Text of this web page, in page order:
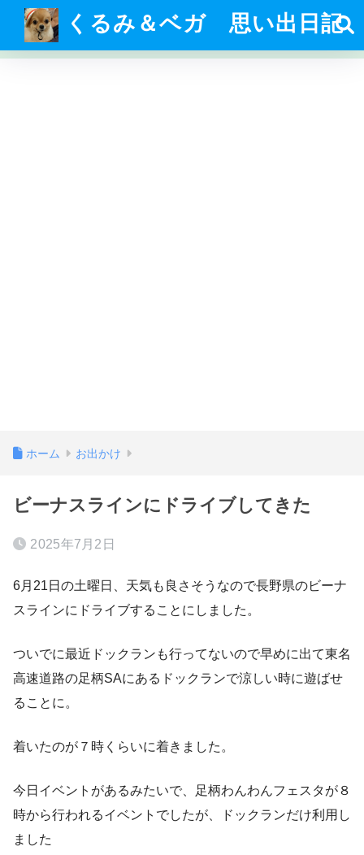
くるみ＆ベガ 思い出日記
ホーム お出かけ
ビーナスラインにドライブしてきた
2025年7月2日
6月21日の土曜日、天気も良さそうなので長野県のビーナ
スラインにドライブすることにしました。
ついでに最近ドックランも行ってないので早めに出て東名
高速道路の足柄SAにあるドックランで涼しい時に遊ばせ
ることに。
着いたのが７時くらいに着きました。
今日イベントがあるみたいで、足柄わんわんフェスタが８
時から行われるイベントでしたが、ドックランだけ利用し
ました